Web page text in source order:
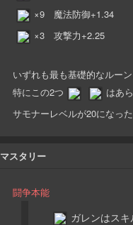
×9 魔法防御+1.34
×3 攻撃力+2.25
いずれも最も基礎的なルー
特にこの2つ
はあ
サモナーレベルが20になっ
マスタリー
闘争本能
ガレンはスキ